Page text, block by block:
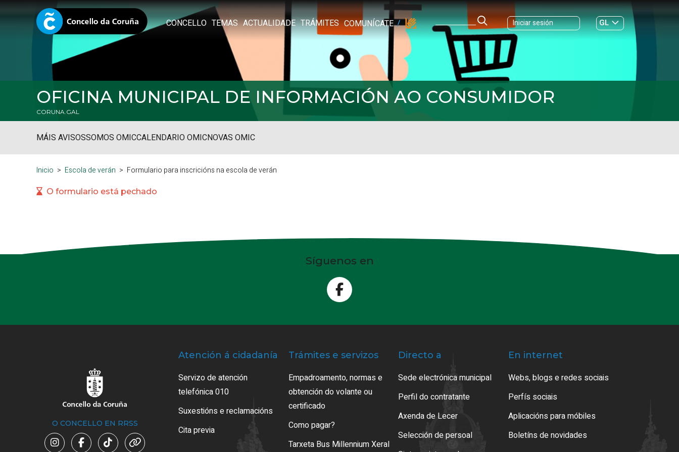
CONCELLO TEMAS ACTUALIDADE TRÁMITES COMUNÍCATE Iniciar sesión
GL
ES|
OFICINA MUNICIPAL DE INFORMACIÓN AO CONSUMIDOR
CORUNA.GAL
MÁIS AVISOSSOMOS OMICCALENDARIO OMICNOVAS OMIC
Inicio Escola de verán Formulario para inscricións na escola de verán
O formulario está pechado
Síguenos en
O CONCELLO EN RRSS
Atención á cidadanía
Servizo de atención
telefónica 010
Suxestións e reclamacións
Cita previa
Trámites e servizos
Empadroamento, normas e
obtención do volante ou
certificado
Como pagar?
Tarxeta Bus Millennium Xeral
Directo a
Sede electrónica municipal
Perfil do contratante
Axenda de Lecer
Selección de persoal
En internet
Webs, blogs e redes sociais
Perfís sociais
Aplicacións para móbiles
Boletíns de novidades